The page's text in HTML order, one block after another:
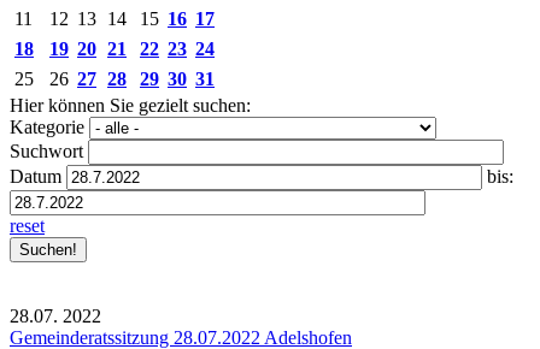
11
12 13 14 15 16 17
18
19 20 21 22 23 24
25
26 27 28 29 30 31
Hier können Sie gezielt suchen:
Kategorie
Suchwort
Datum
bis:
reset
28.07. 2022
Gemeinderatssitzung 28.07.2022 Adelshofen